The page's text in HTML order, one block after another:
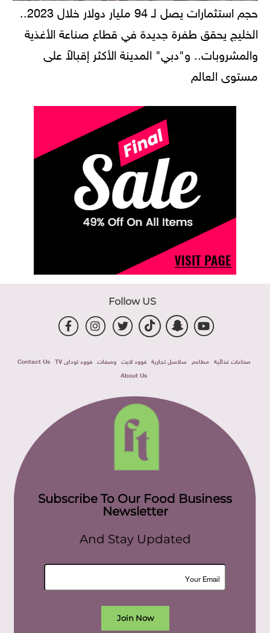
حجم استثمارات يصل لـ 94 مليار دولار خلال 2023..
الخليج يحقق طفرة جديدة في قطاع صناعة الأغذية
والمشروبات.. و"دبي" المدينة الأكثر إقبالاً على
مستوى العالم
Follow US
صناعات غذائية مطاعم سلاسل تجارية فوود لايت وصفات فوود توداى TV
Contact Us
About Us
Subscribe To Our Food Business
Newsletter
And Stay Updated
Join Now